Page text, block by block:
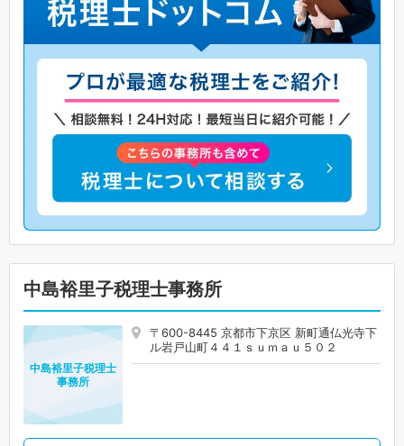
中島裕里子税理士事務所
〒600-8445 京都市下京区 新町通仏光寺下
ル岩戸山町４４１ｓｕｍａｕ５０２
中島裕里子税理士
事務所